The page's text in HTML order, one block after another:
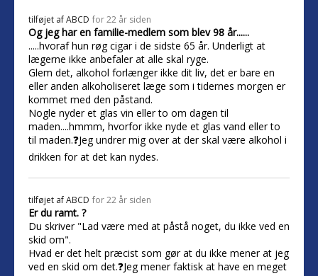
tilføjet afABCD for 22 år siden
Og jeg har en familie-medlem som blev 98 år......
.....hvoraf hun røg cigar i de sidste 65 år. Underligt at
lægerne ikke anbefaler at alle skal ryge.
Glem det, alkohol forlænger ikke dit liv, det er bare en
eller anden alkoholiseret læge som i tidernes morgen er
kommet med den påstand.
Nogle nyder et glas vin eller to om dagen til
maden....hmmm, hvorfor ikke nyde et glas vand eller to
til maden.❓Jeg undrer mig over at der skal være alkohol i
drikken for at det kan nydes.
tilføjet afABCD for 22 år siden
Er du ramt. ?
Du skriver "Lad være med at påstå noget, du ikke ved en
skid om".
Hvad er det helt præcist som gør at du ikke mener at jeg
ved en skid om det.❓Jeg mener faktisk at have en meget